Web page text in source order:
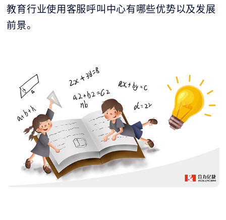
教育行业使用客服呼叫中心有哪些优势以及发展
前景。